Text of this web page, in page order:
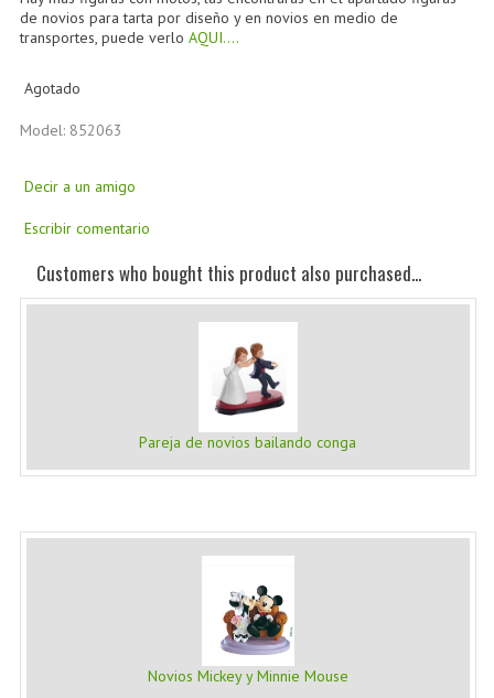
de novios para tarta por diseño y en novios en medio de
transportes, puede verlo AQUI....
Agotado
Model: 852063
Decir a un amigo
Escribir comentario
Customers who bought this product also purchased...
Pareja de novios bailando conga
Novios Mickey y Minnie Mouse